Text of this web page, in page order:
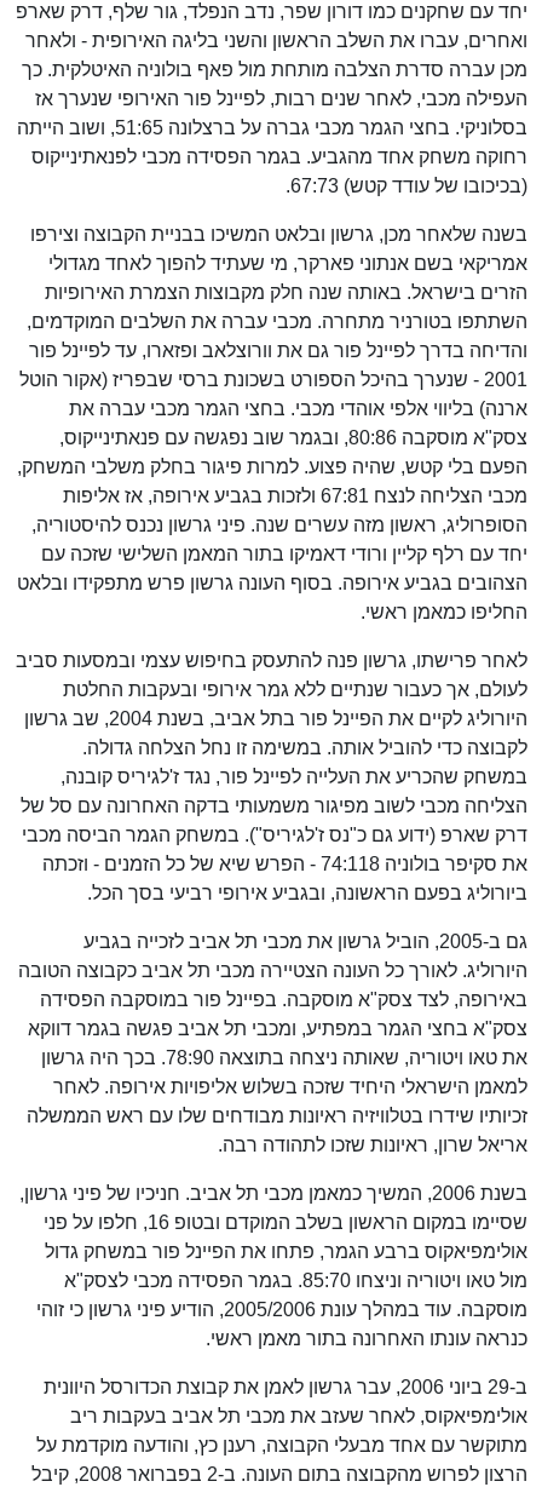
יחד עם שחקנים כמו דורון שפר, נדב הנפלד, גור שלף, דרק שארפ
ואחרים, עברו את השלב הראשון והשני בליגה האירופית - ולאחר
מכן עברה סדרת הצלבה מותחת מול פאף בולוניה האיטלקית. כך
העפילה מכבי, לאחר שנים רבות, לפיינל פור האירופי שנערך אז
בסלוניקי. בחצי הגמר מכבי גברה על ברצלונה 51:65, ושוב הייתה
רחוקה משחק אחד מהגביע. בגמר הפסידה מכבי לפנאתינייקוס
(בכיכובו של עודד קטש) 67:73.
בשנה שלאחר מכן, גרשון ובלאט המשיכו בבניית הקבוצה וצירפו
אמריקאי בשם אנתוני פארקר, מי שעתיד להפוך לאחד מגדולי
הזרים בישראל. באותה שנה חלק מקבוצות הצמרת האירופיות
השתתפו בטורניר מתחרה. מכבי עברה את השלבים המוקדמים,
והדיחה בדרך לפיינל פור גם את וורוצלאב ופזארו, עד לפיינל פור
2001 - שנערך בהיכל הספורט בשכונת ברסי שבפריז (אקור הוטל
ארנה) בליווי אלפי אוהדי מכבי. בחצי הגמר מכבי עברה את
צסק"א מוסקבה 80:86, ובגמר שוב נפגשה עם פנאתינייקוס,
הפעם בלי קטש, שהיה פצוע. למרות פיגור בחלק משלבי המשחק,
מכבי הצליחה לנצח 67:81 ולזכות בגביע אירופה, אז אליפות
הסופרוליג, ראשון מזה עשרים שנה. פיני גרשון נכנס להיסטוריה,
יחד עם רלף קליין ורודי דאמיקו בתור המאמן השלישי שזכה עם
הצהובים בגביע אירופה. בסוף העונה גרשון פרש מתפקידו ובלאט
החליפו כמאמן ראשי.
לאחר פרישתו, גרשון פנה להתעסק בחיפוש עצמי ובמסעות סביב
לעולם, אך כעבור שנתיים ללא גמר אירופי ובעקבות החלטת
היורוליג לקיים את הפיינל פור בתל אביב, בשנת 2004, שב גרשון
לקבוצה כדי להוביל אותה. במשימה זו נחל הצלחה גדולה.
במשחק שהכריע את העלייה לפיינל פור, נגד ז'לגיריס קובנה,
הצליחה מכבי לשוב מפיגור משמעותי בדקה האחרונה עם סל של
דרק שארפ (ידוע גם כ"נס ז'לגיריס"). במשחק הגמר הביסה מכבי
את סקיפר בולוניה 74:118 - הפרש שיא של כל הזמנים - וזכתה
ביורוליג בפעם הראשונה, ובגביע אירופי רביעי בסך הכל.
גם ב-2005, הוביל גרשון את מכבי תל אביב לזכייה בגביע
היורוליג. לאורך כל העונה הצטיירה מכבי תל אביב כקבוצה הטובה
באירופה, לצד צסק"א מוסקבה. בפיינל פור במוסקבה הפסידה
צסק"א בחצי הגמר במפתיע, ומכבי תל אביב פגשה בגמר דווקא
את טאו ויטוריה, שאותה ניצחה בתוצאה 78:90. בכך היה גרשון
למאמן הישראלי היחיד שזכה בשלוש אליפויות אירופה. לאחר
זכיותיו שידרו בטלוויזיה ראיונות מבודחים שלו עם ראש הממשלה
אריאל שרון, ראיונות שזכו לתהודה רבה.
בשנת 2006, המשיך כמאמן מכבי תל אביב. חניכיו של פיני גרשון,
שסיימו במקום הראשון בשלב המוקדם ובטופ 16, חלפו על פני
אולימפיאקוס ברבע הגמר, פתחו את הפיינל פור במשחק גדול
מול טאו ויטוריה וניצחו 85:70. בגמר הפסידה מכבי לצסק"א
מוסקבה. עוד במהלך עונת 2005/2006, הודיע פיני גרשון כי זוהי
כנראה עונתו האחרונה בתור מאמן ראשי.
ב-29 ביוני 2006, עבר גרשון לאמן את קבוצת הכדורסל היוונית
אולימפיאקוס, לאחר שעזב את מכבי תל אביב בעקבות ריב
מתוקשר עם אחד מבעלי הקבוצה, רענן כץ, והודעה מוקדמת על
הרצון לפרוש מהקבוצה בתום העונה. ב-2 בפברואר 2008, קיבל